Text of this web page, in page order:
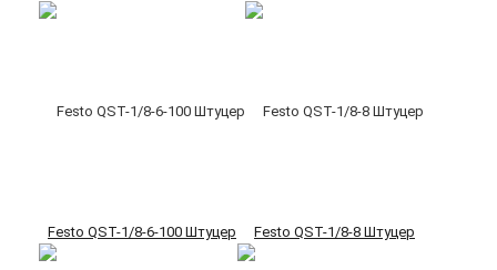
Festo QST-1/8-6-100 Штуцер Festo QST-1/8-8 Штуцер